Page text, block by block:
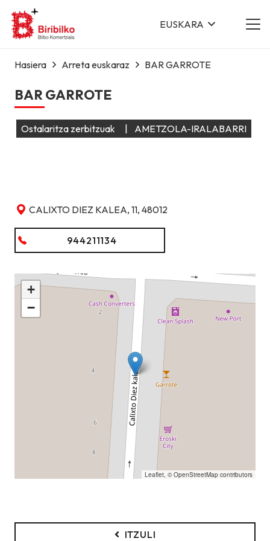
EUSKARA
Hasiera Arreta euskaraz BAR GARROTE
BAR GARROTE
Ostalaritza zerbitzuak | AMETZOLA-IRALABARRI
CALIXTO DIEZ KALEA, 11, 48012
944211134
+
−
Leaflet, ©OpenStreetMap contributors
ITZULI